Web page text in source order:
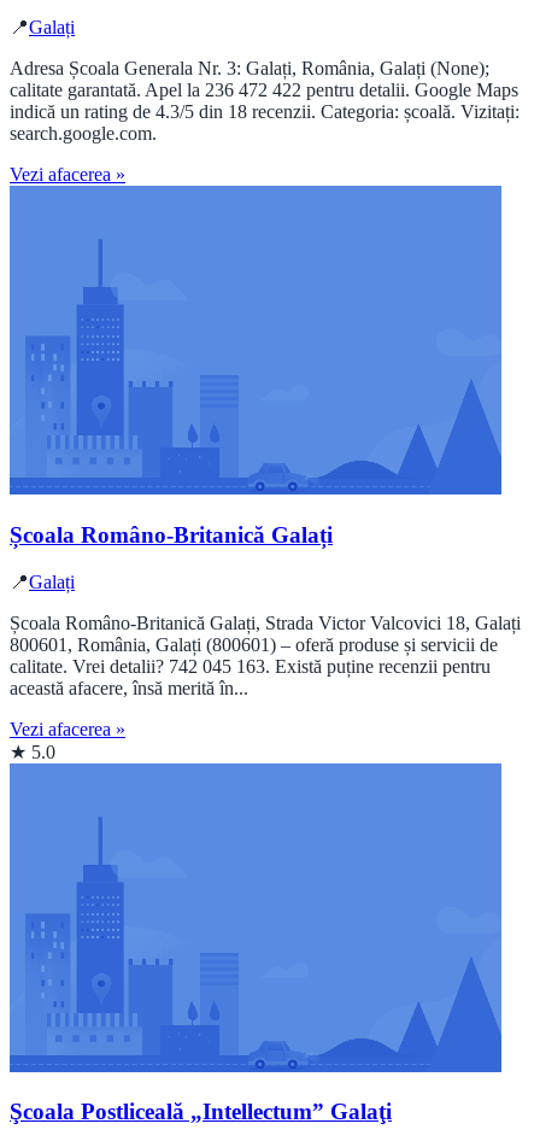
📍Galați
Adresa Școala Generala Nr. 3: Galați, România, Galați (None);
calitate garantată. Apel la 236 472 422 pentru detalii. Google Maps
indică un rating de 4.3/5 din 18 recenzii. Categoria: școală. Vizitați:
search.google.com.
Vezi afacerea »
Școala Româno-Britanică Galați
📍Galați
Școala Româno-Britanică Galați, Strada Victor Valcovici 18, Galați
800601, România, Galați (800601) – oferă produse și servicii de
calitate. Vrei detalii? 742 045 163. Există puține recenzii pentru
această afacere, însă merită în...
Vezi afacerea »
★ 5.0
Şcoala Postliceală „Intellectum” Galaţi